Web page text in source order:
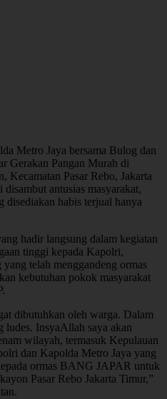
Metro Jaya bersama Bulog dan
Gerakan Pangan Murah di
Kecamatan Pasar Rebo, Jakarta
antusias masyarakat,
disediakan habis terjual hanya
hadir langsung dalam kegiatan
tinggi kepada Kapolri,
telah menggandeng ormas
kebutuhan pokok masyarakat
dibutuhkan oleh warga. Dalam
ludes. InsyaAllah saya akan
wilayah, termasuk Kepulauan
dan Kapolda Metro Jaya yang
ormas BANG JAPAR untuk
Pasar Rebo Jakarta Timur,”